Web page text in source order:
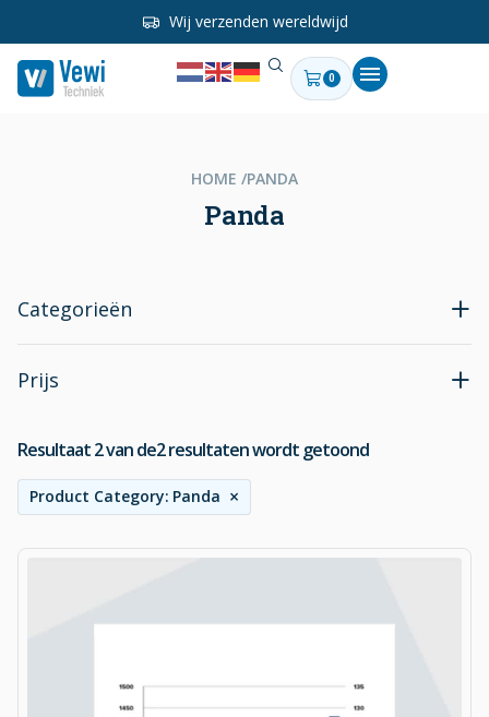
Wij verzenden wereldwijd
0
HOME /PANDA
Panda
Categorieën
Prijs
Resultaat2van de2resultaten wordt getoond
Product Category: Panda ×